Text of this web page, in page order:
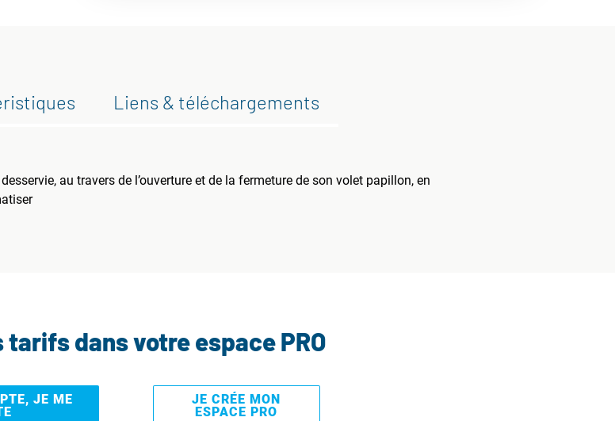
Liens & téléchargements
au travers de l’ouverture et de la fermeture de son volet papillon, en
dans votre espace PRO
JE ME
JE CRÉE MON
ESPACE PRO